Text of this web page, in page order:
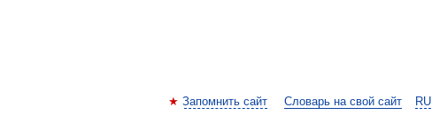
RU
Запомнить сайт Словарь на свой сайт